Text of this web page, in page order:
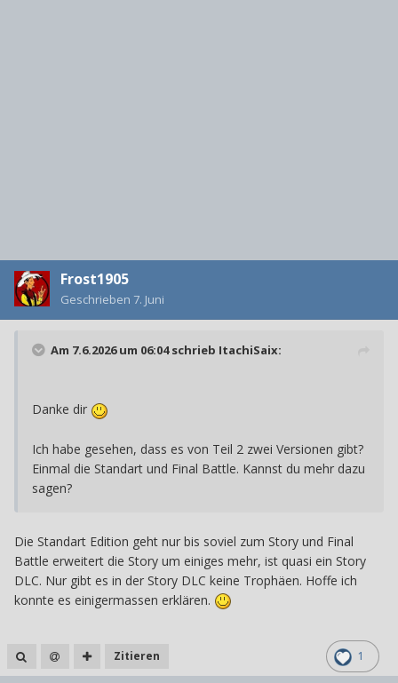
Frost1905
Geschrieben 7. Juni
Am 7.6.2026 um 06:04 schrieb ItachiSaix:
Danke dir
Ich habe gesehen, dass es von Teil 2 zwei Versionen gibt?
Einmal die Standart und Final Battle. Kannst du mehr dazu
sagen?
Die Standart Edition geht nur bis soviel zum Story und Final
Battle erweitert die Story um einiges mehr, ist quasi ein Story
DLC. Nur gibt es in der Story DLC keine Trophäen. Hoffe ich
konnte es einigermassen erklären.
1
Zitieren